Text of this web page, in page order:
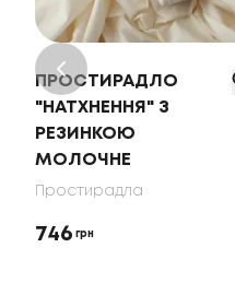
ПРОСТИРАДЛО
"НАТХНЕННЯ" З
РЕЗИНКОЮ
МОЛОЧНЕ
Простирадла
746 грн